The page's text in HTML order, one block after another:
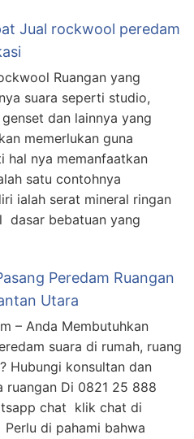
Jual rockwool peredam
Ruangan yang
suara seperti studio,
dan lainnya yang
memerlukan guna
hal nya memanfaatkan
satu contohnya
ialah serat mineral ringan
dasar bebatuan yang
Peredam Ruangan
Utara
– Anda Membutuhkan
suara di rumah, ruang
Hubungi konsultan dan
ruangan Di 0821 25 888
chat klik chat di
di pahami bahwa